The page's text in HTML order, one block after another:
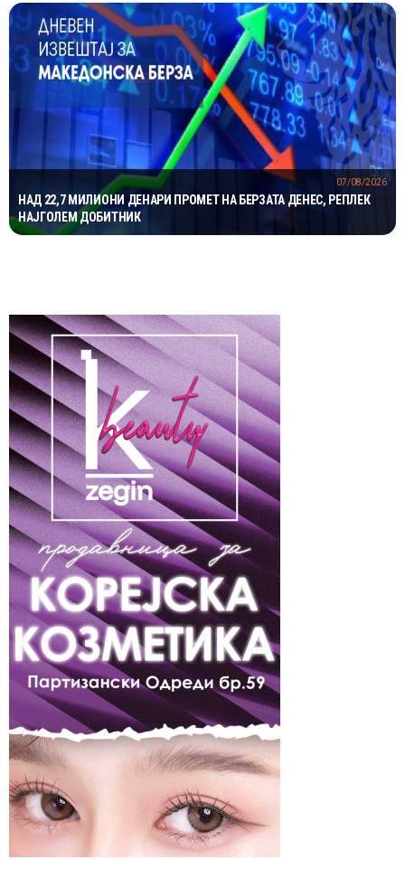
НАД 22,7 МИЛИОНИ ДЕНАРИ ПРОМЕТ НА БЕРЗАТА ДЕНЕС, РЕПЛЕК
НАЈГОЛЕМ ДОБИТНИК
07/08/2026